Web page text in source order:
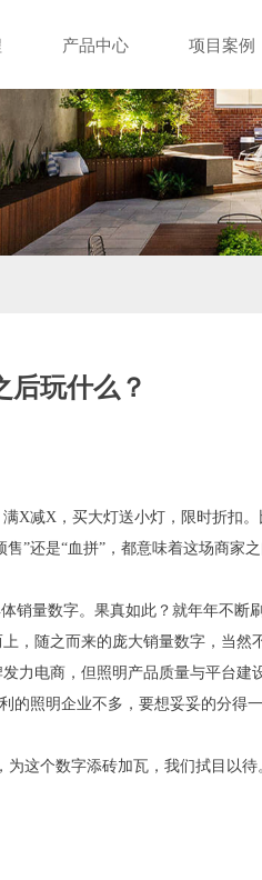
产品中心 项目案例
X减X，买大灯送小灯，限时折扣。
”还是“血拼”，都意味着这场商家
销量数字。果真如此？就年年不断
，随之而来的庞大销量数字，当然
力电商，但照明产品质量与平台建
的照明企业不多，要想妥妥的分得
为这个数字添砖加瓦，我们拭目以待
后玩什么？